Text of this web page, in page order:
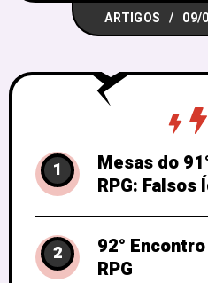
dividir com vocês
ARTIGOS 09/
1
Mesas do
RPG: Falsos
2
92°
RPG